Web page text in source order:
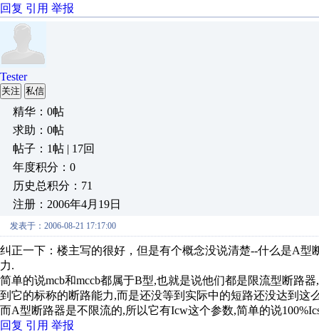
回复 引用 举报
Tester
关注 私信
精华：0帖
求助：0帖
帖子：1帖 | 17回
年度积分：0
历史总积分：71
注册：2006年4月19日
发表于：2006-08-21 17:17:00
纠正一下：楼主写的很好，但是有个概念没说清楚--什么是A型
力.
简单的说mcb和mccb都属于B型,也就是说他们都是限流型断路
到它的标称的断路能力,而是还没等到实际中的短路还没达到这
而A型断路器是不限流的,所以它有Icw这个参数,简单的说
回复 引用 举报